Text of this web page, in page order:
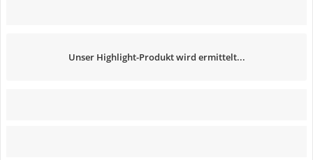
Unser Highlight-Produkt wird ermittelt...